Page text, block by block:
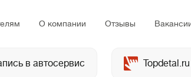
О компании Отзывы
в автосервис Topdetal.ru